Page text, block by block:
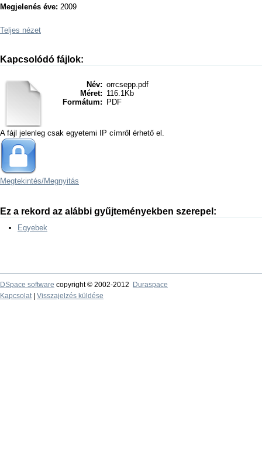
Megjelenés éve: 2009
Teljes nézet
Kapcsolódó fájlok:
Név: orrcsepp.pdf
Méret: 116.1Kb
Formátum:
PDF
A fájl jelenleg csak egyetemi IP címről érhető el.
Megtekintés/Megnyitás
Ez a rekord az alábbi gyűjteményekben szerepel:
Egyebek
DSpace software copyright © 2002-2012
Duraspace
Kapcsolat| Visszajelzés küldése